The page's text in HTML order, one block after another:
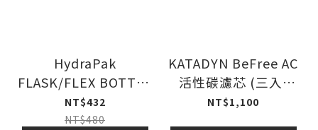
HydraPak
FLASK/FLEX BOTTLE
CLEANING KIT 軟水
瓶清潔刷
NT$432
NT$480
KATADYN BeFree AC
活性碳濾芯 (三入)
8021406
NT$1,100